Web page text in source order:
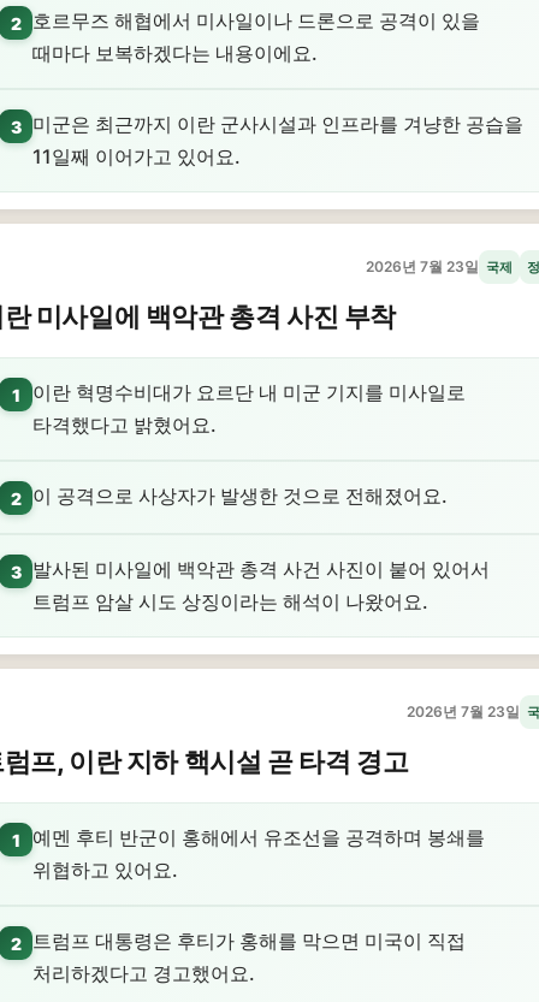
2
호르무즈 해협에서 미사일이나 드론으로 공격이 있을
때마다 보복하겠다는 내용이에요.
3
미군은 최근까지 이란 군사시설과 인프라를 겨냥한 공습을
11일째 이어가고 있어요.
2026년 7월 23일 국제
미사일에 백악관 총격 사진 부착
1
이란 혁명수비대가 요르단 내 미군 기지를 미사일로
타격했다고 밝혔어요.
2 이 공격으로 사상자가 발생한 것으로 전해졌어요.
3
발사된 미사일에 백악관 총격 사건 사진이 붙어 있어서
트럼프 암살 시도 상징이라는 해석이 나왔어요.
2026년 7월 23일
프, 이란 지하 핵시설 곧 타격 경고
1
예멘 후티 반군이 홍해에서 유조선을 공격하며 봉쇄를
위협하고 있어요.
2
트럼프 대통령은 후티가 홍해를 막으면 미국이 직접
처리하겠다고 경고했어요.